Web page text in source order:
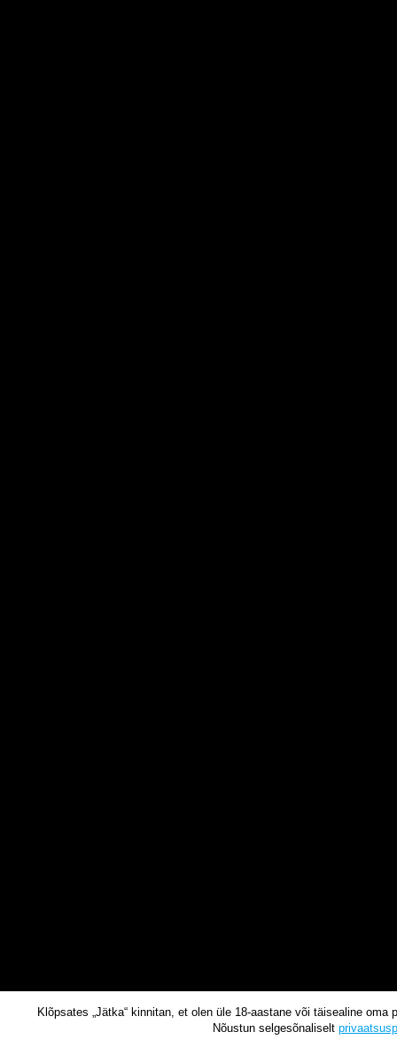
Klõpsates „Jätka“ kinnitan, et olen üle 18-aastane või täisealine oma
Nõustun selgesõnaliselt